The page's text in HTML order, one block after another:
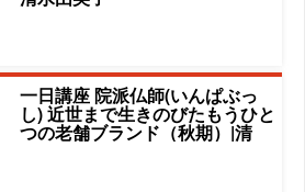
一日講座 院派仏師(いんぱぶっ
し) 近世まで生きのびたもうひと
つの老舗ブランド（秋期）|清